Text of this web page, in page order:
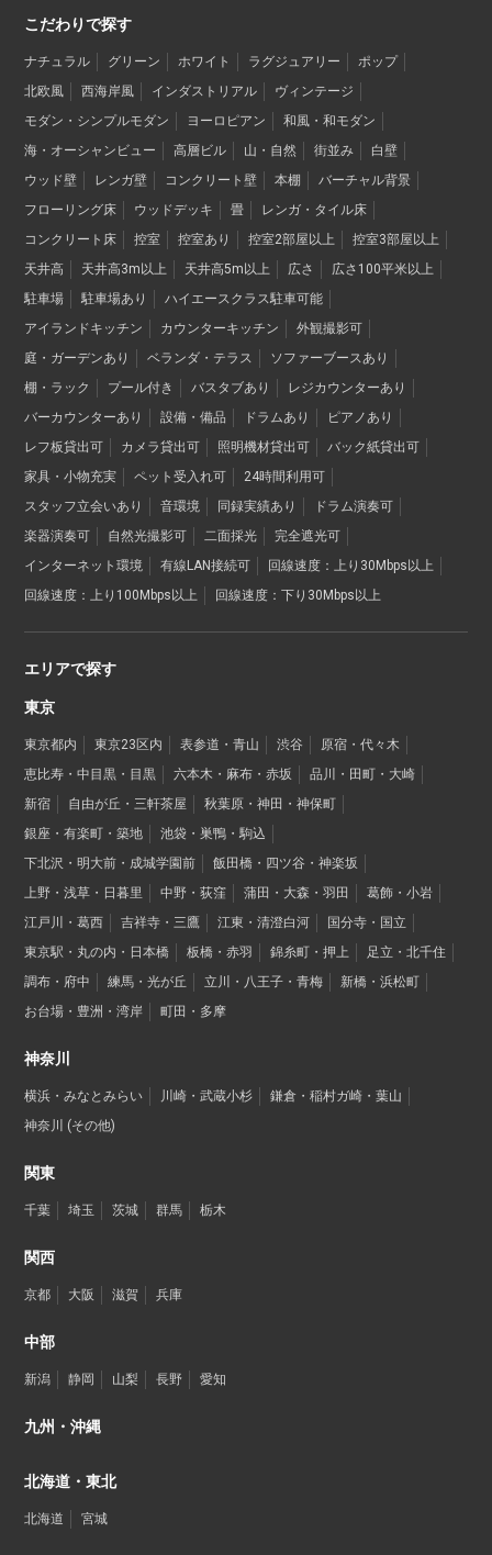
こだわりで探す
ナチュラル グリーン ホワイト ラグジュアリー
ポップ
北欧風
西海岸風 インダストリアル
ヴィンテージ
モダン・シンプルモダン
ヨーロピアン
和風・和モダン
海・オーシャンビュー
高層ビル 山・自然 街並み
白壁
ウッド壁
レンガ壁 コンクリート壁 本棚
バーチャル背景
フローリング床
ウッドデッキ 畳
レンガ・タイル床
コンクリート床
控室 控室あり 控室2部屋以上
控室3部屋以上
天井高
天井高3m以上 天井高5m以上 広さ
広さ100平米以上
駐車場
駐車場あり
ハイエースクラス駐車可能
アイランドキッチン
カウンターキッチン
外観撮影可
庭・ガーデンあり
ベランダ・テラス
ソファーブースあり
棚・ラック
プール付き バスタブあり
レジカウンターあり
バーカウンターあり
設備・備品 ドラムあり
ピアノあり
レフ板貸出可
カメラ貸出可 照明機材貸出可
バック紙貸出可
家具・小物充実
ペット受入れ可
24時間利用可
スタッフ立会いあり
音環境 同録実績あり
ドラム演奏可
楽器演奏可
自然光撮影可 二面採光
完全遮光可
インターネット環境
有線LAN接続可
回線速度：上り30Mbps以上
回線速度：上り100Mbps以上
回線速度：下り30Mbps以上
エリアで探す
東京
東京都内 東京23区内 表参道・青山 渋谷
原宿・代々木
恵比寿・中目黒・目黒
六本木・麻布・赤坂
品川・田町・大崎
新宿
自由が丘・三軒茶屋
秋葉原・神田・神保町
銀座・有楽町・築地
池袋・巣鴨・駒込
下北沢・明大前・成城学園前
飯田橋・四ツ谷・神楽坂
上野・浅草・日暮里
中野・荻窪 蒲田・大森・羽田
葛飾・小岩
江戸川・葛西
吉祥寺・三鷹 江東・清澄白河
国分寺・国立
東京駅・丸の内・日本橋
板橋・赤羽 錦糸町・押上
足立・北千住
調布・府中
練馬・光が丘 立川・八王子・青梅
新橋・浜松町
お台場・豊洲・湾岸
町田・多摩
神奈川
横浜・みなとみらい 川崎・武蔵小杉
鎌倉・稲村ガ崎・葉山
神奈川 (その他)
関東
千葉 埼玉 茨城 群馬 栃木
関西
京都 大阪 滋賀 兵庫
中部
新潟 静岡 山梨 長野 愛知
九州・沖縄
北海道・東北
北海道 宮城